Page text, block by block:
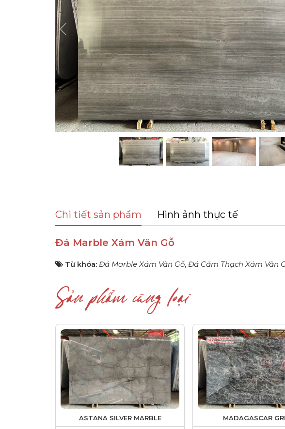
Previous
Chi tiết sản phẩm Hình ảnh thực tế
Đá Marble Xám Vân Gỗ
Từ khóa: Đá Marble Xám Vân Gỗ, Đá Cẩm Thạch Xám Vân
Sản phẩm cùng loại
ASTANA SILVER MARBLE MADAGASCAR